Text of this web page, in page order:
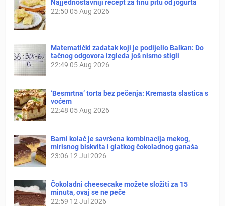
Najjednostavniji recept za finu pitu od jogurta
22:50 05 Aug 2026
Matematički zadatak koji je podijelio Balkan: Do
tačnog odgovora izgleda još nismo stigli
22:49 05 Aug 2026
‘Besmrtna’ torta bez pečenja: Kremasta slastica s
voćem
22:48 05 Aug 2026
Barni kolač je savršena kombinacija mekog,
mirisnog biskvita i glatkog čokoladnog ganaša
23:06 12 Jul 2026
Čokoladni cheesecake možete složiti za 15
minuta, ovaj se ne peče
22:59 12 Jul 2026